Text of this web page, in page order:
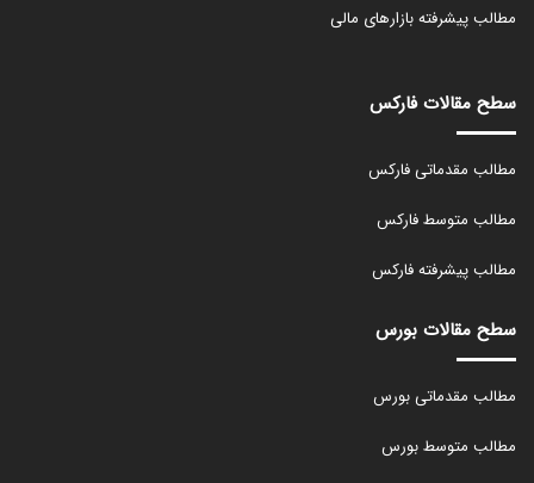
مطالب پیشرفته بازارهای مالی
سطح مقالات فارکس
مطالب مقدماتی فارکس
مطالب متوسط فارکس
مطالب پیشرفته فارکس
سطح مقالات بورس
مطالب مقدماتی بورس
مطالب متوسط بورس